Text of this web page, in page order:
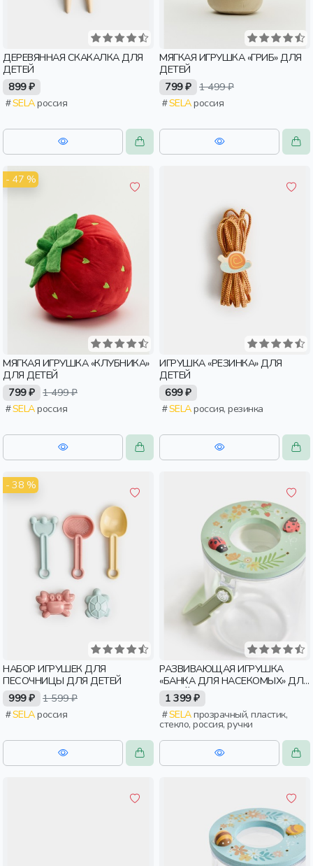
ДЕРЕВЯННАЯ СКАКАЛКА ДЛЯ
ДЕТЕЙ
899 ₽
SELAроссия
МЯГКАЯ ИГРУШКА «ГРИБ» ДЛЯ
ДЕТЕЙ
799 ₽ 1 499 ₽
SELAроссия
- 47 %
МЯГКАЯ ИГРУШКА «КЛУБНИКА»
ДЛЯ ДЕТЕЙ
799 ₽ 1 499 ₽
SELAроссия
ИГРУШКА «РЕЗИНКА» ДЛЯ
ДЕТЕЙ
699 ₽
SELAроссия, резинка
- 38 %
НАБОР ИГРУШЕК ДЛЯ
ПЕСОЧНИЦЫ ДЛЯ ДЕТЕЙ
999 ₽ 1 599 ₽
SELAроссия
РАЗВИВАЮЩАЯ ИГРУШКА
«БАНКА ДЛЯ НАСЕКОМЫХ» ДЛЯ
ДЕТЕЙ
1 399 ₽
SELAпрозрачный, пластик,
стекло, россия, ручки